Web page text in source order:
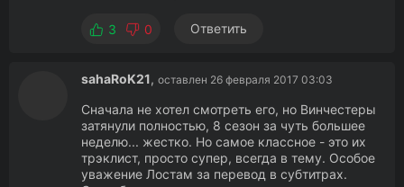
3 0 Ответить
sahaRoK21, оставлен 26 февраля 2017 03:03
Сначала не хотел смотреть его, но Винчестеры
затянули полностью, 8 сезон за чуть большее
неделю... жестко. Но самое классное - это их
трэклист, просто супер, всегда в тему. Особое
уважение Лостам за перевод в субтитрах.